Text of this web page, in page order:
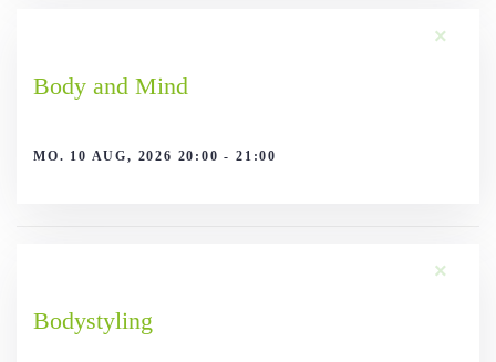
×
Body and Mind
MO. 10 AUG, 2026 20:00 - 21:00
×
Bodystyling